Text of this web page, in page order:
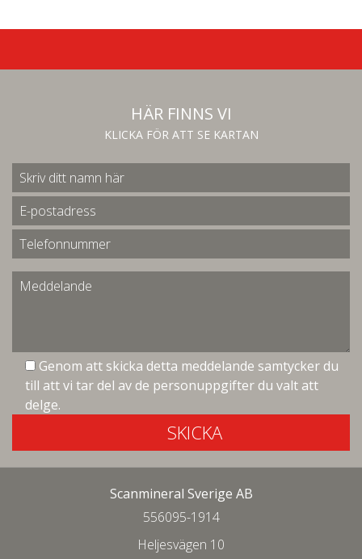
HÄR FINNS VI
KLICKA FÖR ATT SE KARTAN
Genom att skicka detta meddelande samtycker du
till att vi tar del av de personuppgifter du valt att
delge.
SKICKA
Scanmineral Sverige AB
556095-1914
Heljesvägen 10